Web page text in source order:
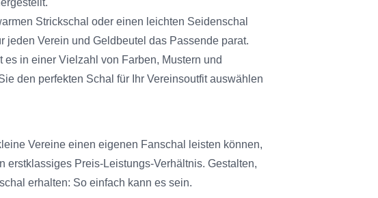
Strickschal oder einen leichten Seidenschal
jeden Verein und Geldbeutel das Passende parat.
es in einer Vielzahl von Farben, Mustern und
den perfekten Schal für Ihr Vereinsoutfit auswählen
Vereine einen eigenen Fanschal leisten können,
erstklassiges Preis-Leistungs-Verhältnis. Gestalten,
erhalten: So einfach kann es sein.